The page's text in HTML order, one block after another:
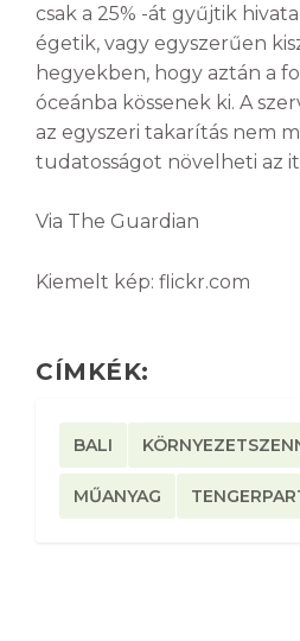
csak a 25% -át gyűjtik
égetik, vagy egyszerűen
hegyekben, hogy aztán a
óceánba kössenek ki. A
az egyszeri takarítás nem
tudatosságot növelheti az
Via The Guardian
Kiemelt kép: flickr.com
CÍMKÉK:
BALI
MŰANYAG